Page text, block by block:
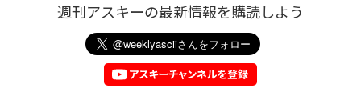
週刊アスキーの最新情報を購読しよう